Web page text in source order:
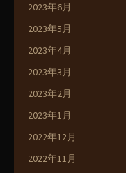
2023年6月
2023年5月
2023年4月
2023年3月
2023年2月
2023年1月
2022年12月
2022年11月